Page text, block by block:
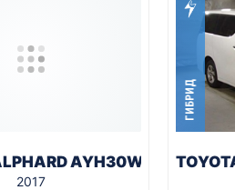
AYH30W
2017
ГИБРИД